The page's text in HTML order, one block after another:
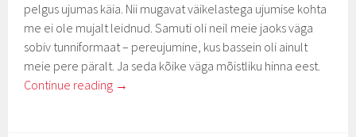
pelgus ujumas käia. Nii mugavat väikelastega ujumise kohta
me ei ole mujalt leidnud. Samuti oli neil meie jaoks väga
sobiv tunniformaat – pereujumine, kus bassein oli ainult
meie pere päralt. Ja seda kõike väga mõistliku hinna eest.
Continue reading →